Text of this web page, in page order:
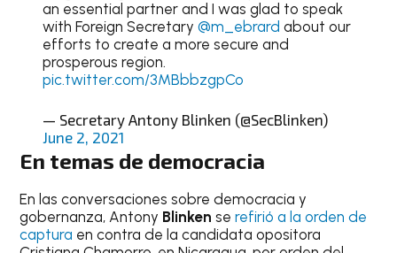
an essential partner and I was glad to speak
with Foreign Secretary @m_ebrard about our
efforts to create a more secure and
prosperous region.
pic.twitter.com/3MBbbzgpCo
— Secretary Antony Blinken (@SecBlinken)
June 2, 2021
En temas de democracia
En las conversaciones sobre democracia y
gobernanza, Antony Blinken serefirió a la orden de
captura en contra de la candidata opositora